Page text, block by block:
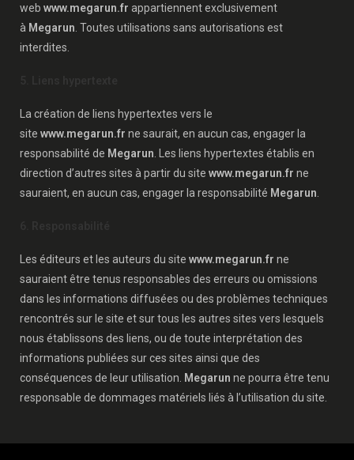
web www.megarun.fr appartiennent exclusivement
à Megarun . Toutes utilisations sans autorisations est
interdites.
La création de liens hypertextes vers le
site www.megarun.fr ne saurait, en aucun cas, engager la
responsabilité de Megarun . Les liens hypertextes établis en
direction d’autres sites à partir du site www.megarun.fr ne
sauraient, en aucun cas, engager la responsabilité Megarun
Les éditeurs et les auteurs du site www.megarun.fr ne
sauraient être tenus responsables des erreurs ou omissions
dans les informations diffusées ou des problèmes techniques
rencontrés sur le site et sur tous les autres sites vers lesquels
nous établissons des liens, ou de toute interprétation des
informations publiées sur ces sites ainsi que des
conséquences de leur utilisation. Megarun ne pourra être tenu
responsable de dommages matériels liés à l’utilisation du site.